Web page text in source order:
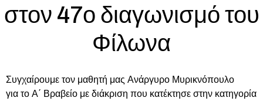
στον 47ο διαγωνισμό του
Φίλωνα
Συγχαίρουμε τον μαθητή μας Ανάργυρο Μυρικνόπουλο
για το Α΄ Βραβείο με διάκριση που κατέκτησε στην κατηγορία